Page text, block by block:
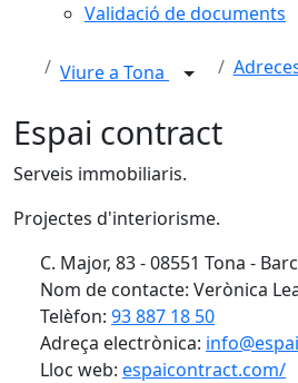
Validació de documents
Viure a Tona
Espai contract
Serveis immobiliaris.
Projectes d'interiorisme.
C. Major, 83 - 08551 Tona -
Nom de contacte: Verònica
Telèfon: 93 887 18 50
Adreça electrònica:
Lloc web: espaicontract.com/